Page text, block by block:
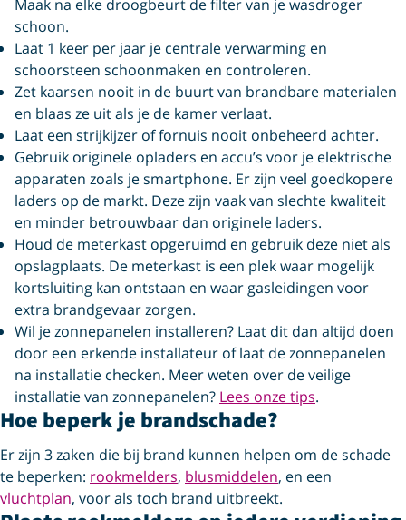
Maak na elke droogbeurt de filter van je wasdroger
schoon.
Laat 1 keer per jaar je centrale verwarming en
schoorsteen schoonmaken en controleren.
Zet kaarsen nooit in de buurt van brandbare materialen
en blaas ze uit als je de kamer verlaat.
Laat een strijkijzer of fornuis nooit onbeheerd achter.
Gebruik originele opladers en accu’s voor je elektrische
apparaten zoals je smartphone. Er zijn veel goedkopere
laders op de markt. Deze zijn vaak van slechte kwaliteit
en minder betrouwbaar dan originele laders.
Houd de meterkast opgeruimd en gebruik deze niet als
opslagplaats. De meterkast is een plek waar mogelijk
kortsluiting kan ontstaan en waar gasleidingen voor
extra brandgevaar zorgen.
Wil je zonnepanelen installeren? Laat dit dan altijd doen
door een erkende installateur of laat de zonnepanelen
na installatie checken. Meer weten over de veilige
installatie van zonnepanelen? Lees onze tips.
Hoe beperk je brandschade?
Er zijn 3 zaken die bij brand kunnen helpen om de schade
te beperken: rookmelders, blusmiddelen, en een
vluchtplan, voor als toch brand uitbreekt.